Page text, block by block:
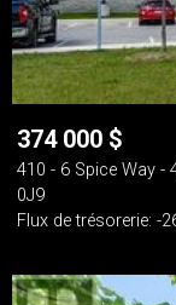
374 000 $
410 - 6 Spice Way -
0J9
Flux de trésorerie: -